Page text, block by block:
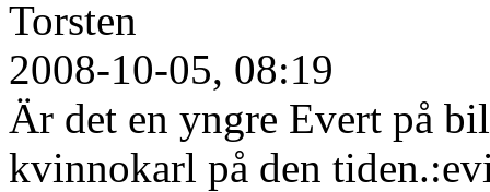
Torsten
2008-10-05, 08:19
Är det en yngre Evert på
kvinnokarl på den